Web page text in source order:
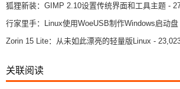
狐狸新装：GIMP 2.10设置传统界面和工具主题 -
行家里手：Linux使用WoeUSB制作Windows启动盘
Zorin 15 Lite：从未如此漂亮的轻量版Linux -
关联阅读